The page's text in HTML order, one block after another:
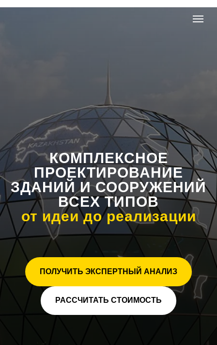
КОМПЛЕКСНОЕ
ПРОЕКТИРОВАНИЕ
ЗДАНИЙ И СООРУЖЕНИЙ
ВСЕХ ТИПОВ
от идеи до реализации
ПОЛУЧИТЬ ЭКСПЕРТНЫЙ АНАЛИЗ
РАССЧИТАТЬ СТОИМОСТЬ